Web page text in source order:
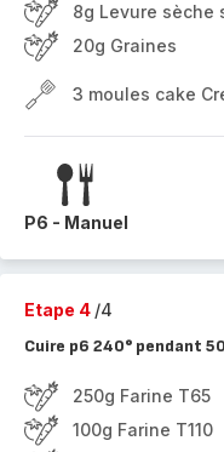
8g Levure sèche
20g Graines
3 moules cake
P6 - Manuel
Etape 4 /4
Cuire p6 240° pendant
250g Farine T65
100g Farine T110